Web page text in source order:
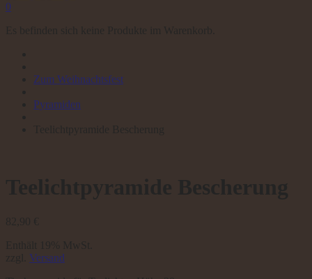
0
Zum Weihnachtsfest
Pyramiden
Versand